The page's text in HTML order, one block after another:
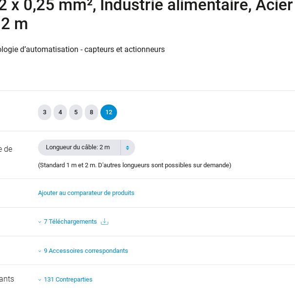
x 0,25 mm², Industrie alimentaire, Acier
m
d’automatisation - capteurs et actionneurs
3 4 5 8 12
de
Longueur du câble: 2 m
(Standard 1 m et 2 m. D'autres longueurs sont possibles sur demande)
Ajouter au comparateur de produits
7 Téléchargements
9 Accessoires correspondants
131 Contreparties